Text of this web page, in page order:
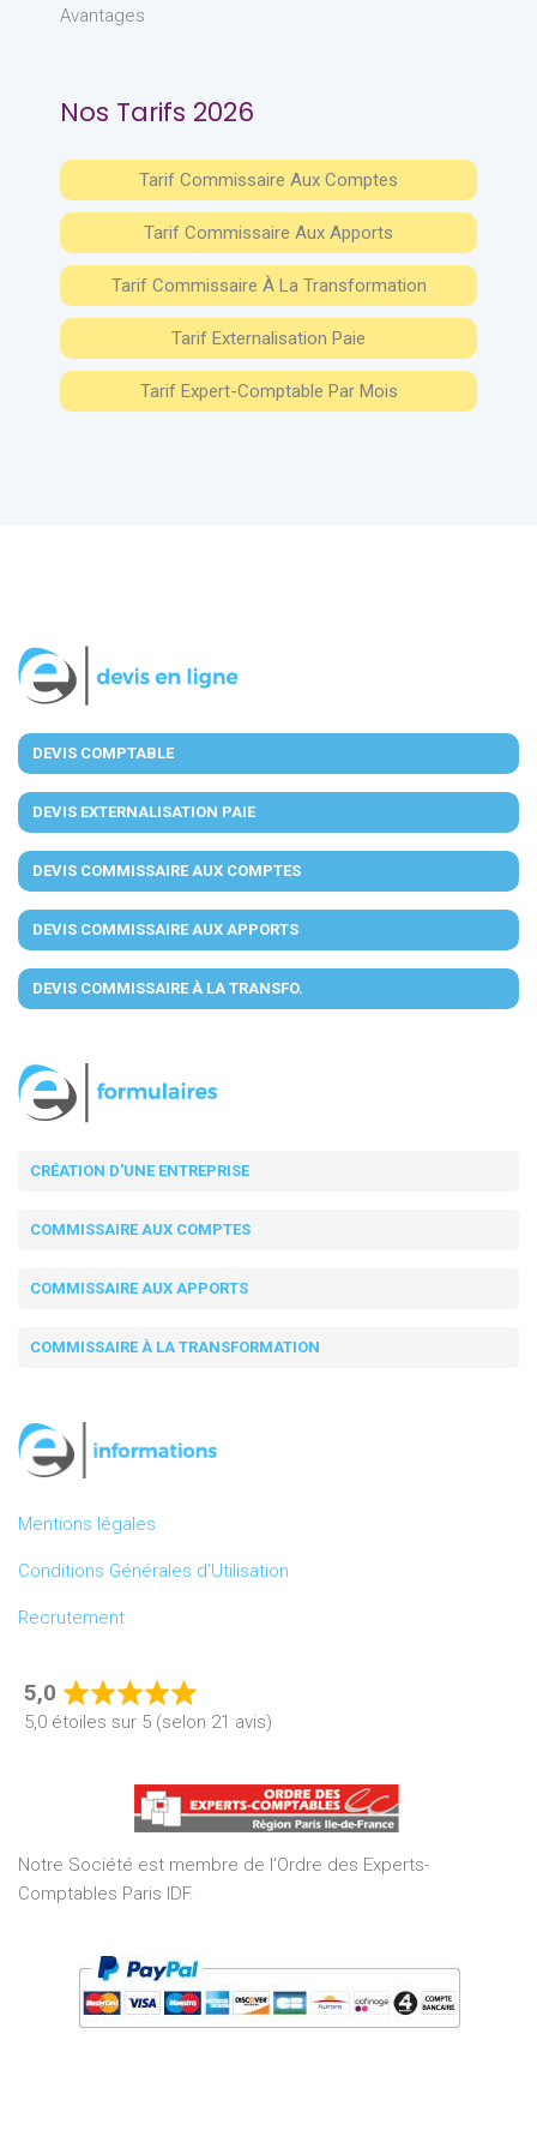
Avantages
Nos Tarifs 2026
Tarif Commissaire Aux Comptes
Tarif Commissaire Aux Apports
Tarif Commissaire À La Transformation
Tarif Externalisation Paie
Tarif Expert-Comptable Par Mois
DEVIS COMPTABLE
DEVIS EXTERNALISATION PAIE
DEVIS COMMISSAIRE AUX COMPTES
DEVIS COMMISSAIRE AUX APPORTS
DEVIS COMMISSAIRE À LA TRANSFO.
CRÉATION D'UNE ENTREPRISE
COMMISSAIRE AUX COMPTES
COMMISSAIRE AUX APPORTS
COMMISSAIRE À LA TRANSFORMATION
Mentions légales
Conditions Générales d’Utilisation
Recrutement
5,0
Rated
5,0
of
5
5,0 étoiles sur 5 (selon 21 avis)
Notre Société est membre de l’Ordre des Experts-
Comptables Paris IDF.